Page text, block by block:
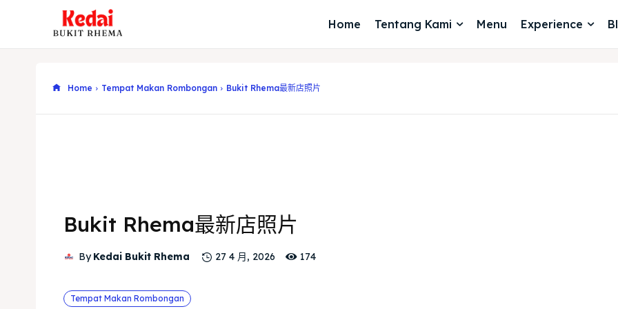
Home Tentang Kami Menu Experience
Home Tempat Makan Rombongan Bukit Rhema最新店照片
Bukit Rhema最新店照片
By Kedai Bukit Rhema 27 4 月, 2026 174
Tempat Makan Rombongan